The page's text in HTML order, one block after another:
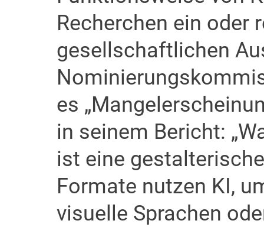
Recherchen ein oder
gesellschaftlichen
es
in seinem Bericht:
ist eine
Formate nutzen KI,
visuelle Sprachen